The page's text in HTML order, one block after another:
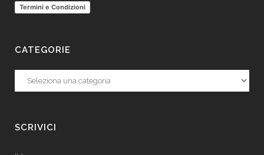
Termini e Condizioni
CATEGORIE
Categorie
SCRIVICI